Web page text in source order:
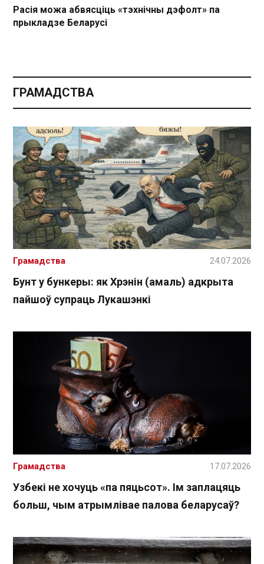
Расія можа абвясціць «тэхнічны дэфолт» па
прыкладзе Беларусі
ГРАМАДСТВА
Бунт у бункеры: як Хрэнін (амаль) адкрыта
пайшоў супраць Лукашэнкі
Грамадства 24.07.2026
Узбекі не хочуць «па пяцьсот». Ім заплацяць
больш, чым атрымлівае палова беларусаў?
Грамадства 17.07.2026